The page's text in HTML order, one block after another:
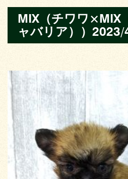
MIX（チワワ×MIX
ャバリア））2023/